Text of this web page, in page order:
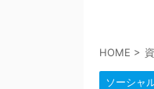
HOME >
ソーシャ